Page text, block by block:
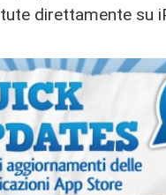
direttamente su